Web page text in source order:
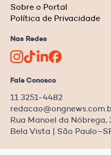
Sobre o Portal
Política de Privacidade
Nas Redes
Fale Conosco
11 3251-4482
Rua Manoel da Nóbrega,
Bela Vista | São